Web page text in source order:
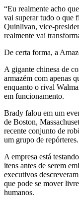
“Eu realmente acho
vai superar tudo o que
Quinlivan, vice-
realmente vai
De certa forma, a
A gigante chinesa de
armazém com apenas
enquanto o rival
em funcionamento.
Brady falou em um
de Boston,
recente conjunto de
um grupo de repórteres.
A empresa está
itens antes de serem
executivos
que pode se mover
humanos.